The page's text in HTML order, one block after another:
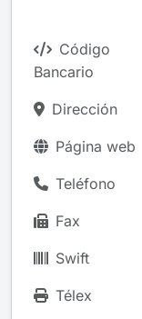
Código
Bancario
Dirección
Página web
Teléfono
Fax
Swift
Télex